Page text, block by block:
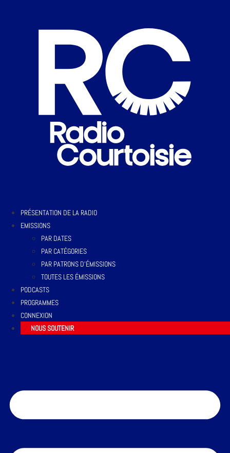
PRÉSENTATION DE LA RADIO
EMISSIONS
PAR DATES
PAR CATÉGORIES
PAR PATRONS D’ÉMISSIONS
TOUTES LES ÉMISSIONS
PODCASTS
PROGRAMMES
CONNEXION
NOUS SOUTENIR